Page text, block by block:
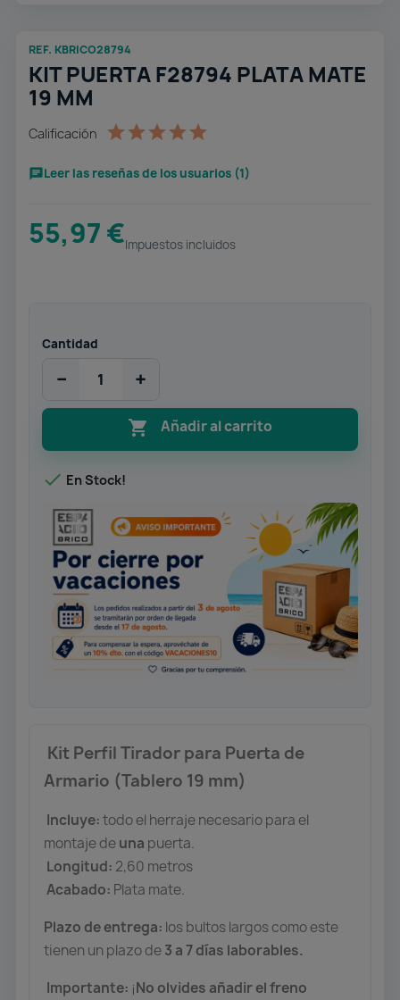
REF. KBRICO28794
KIT PUERTA F28794 PLATA MATE
19 MM
Calificación
Leer las reseñas de los usuarios (1)
55,97 €Impuestos incluidos
Cantidad
− +
 Añadir al carrito
 En Stock!
Kit Perfil Tirador para Puerta de
Armario (Tablero 19 mm)
Incluye:todo el herraje necesario para el
montaje deuna puerta.
Longitud: 2,60 metros
Acabado: Plata mate.
Plazo de entrega: los bultos largos como este
tienen un plazo de3 a 7 días laborables.
Importante: ¡No olvides añadir el freno